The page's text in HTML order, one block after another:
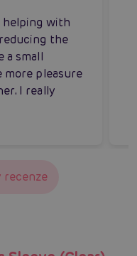
helping with
the
a small
pleasure
I really
recenze